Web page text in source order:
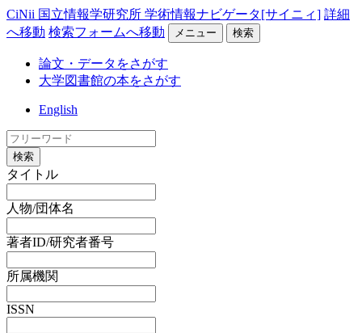
CiNii 国立情報学研究所 学術情報ナビゲータ[サイニィ] 詳細
へ移動 検索フォームへ移動 メニュー 検索
論文・データをさがす
大学図書館の本をさがす
English
検索
タイトル
人物/団体名
著者ID/研究者番号
所属機関
ISSN